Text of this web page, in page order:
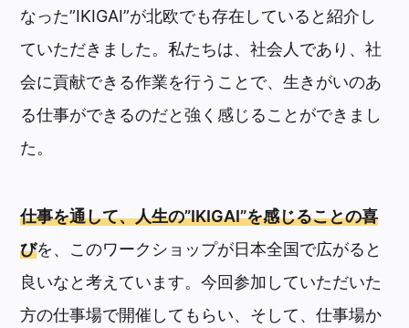
なった”IKIGAI”が北欧でも存在していると紹介し
ていただきました。私たちは、社会人であり、社
会に貢献できる作業を行うことで、生きがいのあ
る仕事ができるのだと強く感じることができまし
た。
仕事を通して、人生の”IKIGAI”を感じることの喜
びを、このワークショップが日本全国で広がると
良いなと考えています。今回参加していただいた
方の仕事場で開催してもらい、そして、仕事場か